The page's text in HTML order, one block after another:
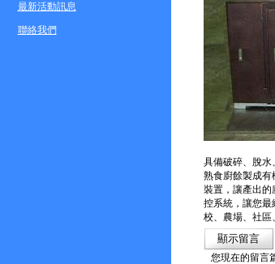
最新活動訊息
聯絡我們
具備破碎、脫水
熟食廚餘製成有
裝置，讓產出的
控系統，讓您最
校、農場、社區
您現在的留言